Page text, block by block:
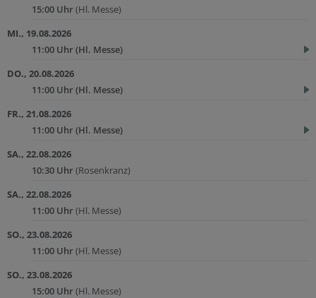
15:00 Uhr(Hl. Messe)
MI., 19.08.2026
11:00 Uhr(Hl. Messe)
DO., 20.08.2026
11:00 Uhr(Hl. Messe)
FR., 21.08.2026
11:00 Uhr(Hl. Messe)
SA., 22.08.2026
10:30 Uhr(Rosenkranz)
SA., 22.08.2026
11:00 Uhr(Hl. Messe)
SO., 23.08.2026
11:00 Uhr(Hl. Messe)
SO., 23.08.2026
15:00 Uhr(Hl. Messe)